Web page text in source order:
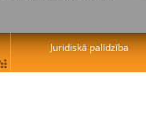
Juridiskā palīdzība